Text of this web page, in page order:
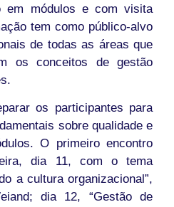
em módulos e com visita
tem como público-alvo
de todas as áreas que
os conceitos de gestão
os participantes para
sobre qualidade e
O primeiro encontro
dia 11, com o tema
a cultura organizacional”,
dia 12, “Gestão de